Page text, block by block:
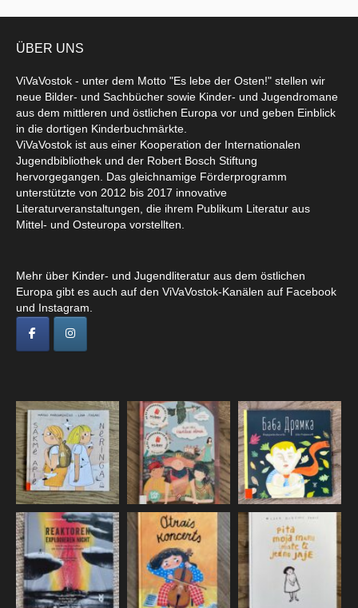
ÜBER UNS
ViVaVostok - unter dem Motto "Es lebe der Osten!" stellen wir
neue Bilder- und Sachbücher sowie Kinder- und Jugendromane
aus dem mittleren und östlichen Europa vor und geben Einblick
in die dortigen Kinderbuchmärkte.
ViVaVostok ist aus einer Kooperation der Internationalen
Jugendbibliothek und der Robert Bosch Stiftung
hervorgegangen. Das gleichnamige Förderprogramm
unterstützte von 2012 bis 2017 innovative
Literaturveranstaltungen, die ihrem Publikum Literatur aus
Mittel- und Osteuropa vorstellten.
Mehr über Kinder- und Jugendliteratur aus dem östlichen
Europa gibt es auch auf den ViVaVostok-Kanälen auf Facebook
und Instagram.